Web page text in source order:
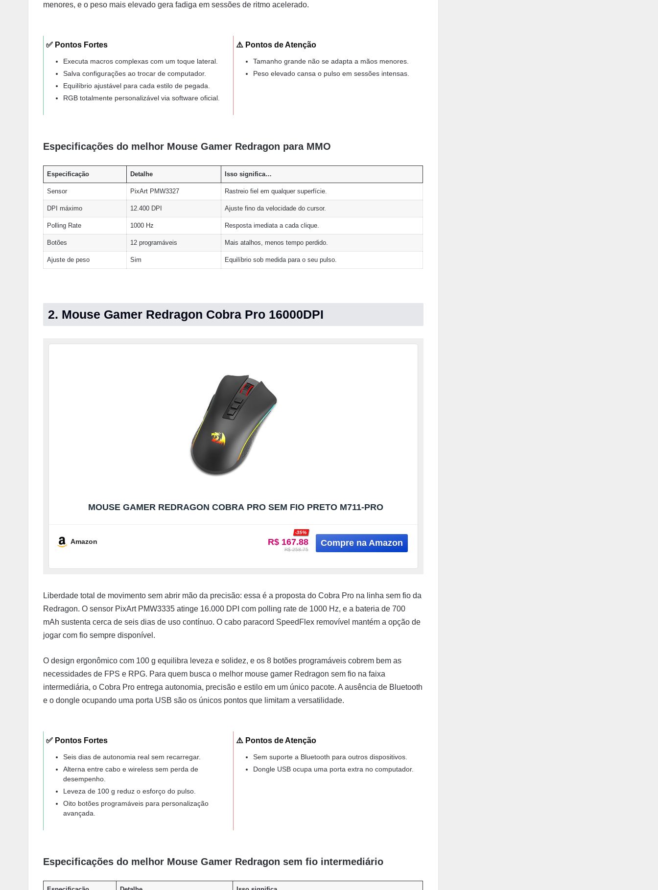
menores, e o peso mais elevado gera fadiga em sessões de ritmo acelerado.
✅ Pontos Fortes
Executa macros complexas com um toque lateral.
Salva configurações ao trocar de computador.
Equilíbrio ajustável para cada estilo de pegada.
RGB totalmente personalizável via software oficial.
⚠️ Pontos de Atenção
Tamanho grande não se adapta a mãos menores.
Peso elevado cansa o pulso em sessões intensas.
Especificações do melhor Mouse Gamer Redragon para MMO
Especificação Detalhe Isso significa…
Sensor PixArt PMW3327 Rastreio fiel em qualquer superfície.
DPI máximo 12.400 DPI Ajuste fino da velocidade do cursor.
Polling Rate 1000 Hz Resposta imediata a cada clique.
Botões 12 programáveis Mais atalhos, menos tempo perdido.
Ajuste de peso Sim Equilíbrio sob medida para o seu pulso.
2. Mouse Gamer Redragon Cobra Pro 16000DPI
MOUSE GAMER REDRAGON COBRA PRO SEM FIO PRETO M711-PRO
Amazon R$ 167.88
-35%
R$ 258.75
Liberdade total de movimento sem abrir mão da precisão: essa é a proposta do Cobra Pro na linha sem fio da
Redragon. O sensor PixArt PMW3335 atinge 16.000 DPI com polling rate de 1000 Hz, e a bateria de 700
mAh sustenta cerca de seis dias de uso contínuo. O cabo paracord SpeedFlex removível mantém a opção de
jogar com fio sempre disponível.
O design ergonômico com 100 g equilibra leveza e solidez, e os 8 botões programáveis cobrem bem as
necessidades de FPS e RPG. Para quem busca o melhor mouse gamer Redragon sem fio na faixa
intermediária, o Cobra Pro entrega autonomia, precisão e estilo em um único pacote. A ausência de Bluetooth
e o dongle ocupando uma porta USB são os únicos pontos que limitam a versatilidade.
✅ Pontos Fortes
Seis dias de autonomia real sem recarregar.
Alterna entre cabo e wireless sem perda de
desempenho.
Leveza de 100 g reduz o esforço do pulso.
Oito botões programáveis para personalização
avançada.
⚠️ Pontos de Atenção
Sem suporte a Bluetooth para outros dispositivos.
Dongle USB ocupa uma porta extra no computador.
Especificações do melhor Mouse Gamer Redragon sem fio intermediário